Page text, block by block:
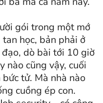
gói trong một mớ
học, bản phải ở
dò bài tới 10 giờ
nào cũng vậy, cuối
tử. Mà nhà nào
cuồng ép con.